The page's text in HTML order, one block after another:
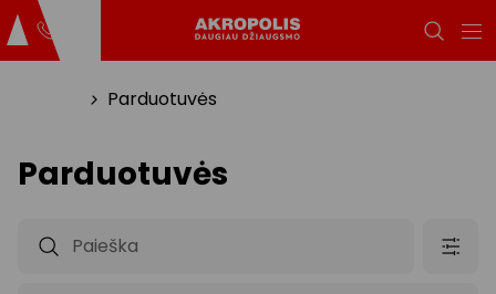
Parduotuvės
Parduotuvės